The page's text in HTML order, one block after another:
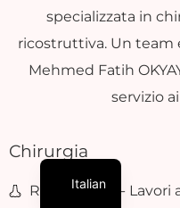
specializzata in
ricostruttiva. Un team
Mehmed Fatih
servizio
Chirurgia
Rinoplastica - Lavori
Italian